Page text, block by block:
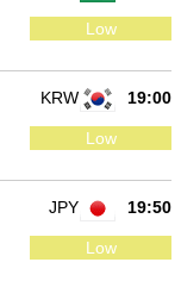
Low
19:00
KRW
Low
19:50
JPY
Low